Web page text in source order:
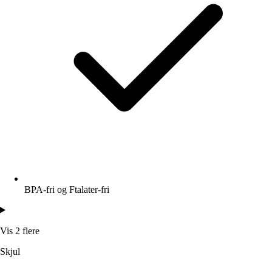
BPA-fri og Ftalater-fri
Vis 2 flere
Skjul